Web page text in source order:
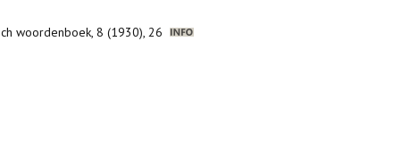
woordenboek, 8 (1930), 26